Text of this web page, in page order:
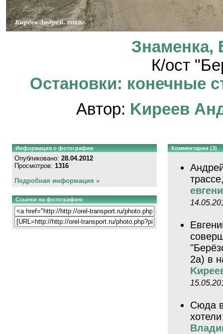
Знаменка,
К/ост
Остановки: конечные
Автор: Kиpeeв
Информация о фотографии
Опубликовано: 28.04.2012
Просмотров: 1316
Подробная информация »
Ссылки на фотографию
Комментарии (3)
2а) в
Сюда